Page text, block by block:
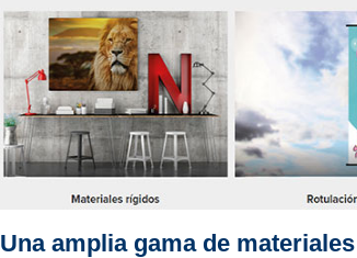
Una amplia gama de materiales